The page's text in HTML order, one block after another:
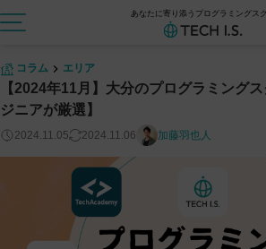
あなたに寄り添うプログラミングス
コラム エリア
【2024年11月】大分のプログラミング
ジニアが厳選】
2024.11.05 2024.11.06 加藤羽也人